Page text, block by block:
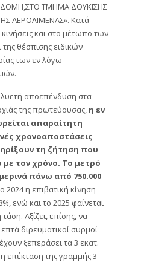
ΤΜΗΜΑ ΔΟΥΚΙΣΗΣ
ΑΕΡΟΛΙΜΕΝΑΣ». Κατά
κινήσεις και στο μέτωπο των
θέσπισης ειδικών
των εν λόγω
αποεπένδυση στα
της πρωτεύουσας, η εν
απαραίτητη
χρονοαποστάσεις
τη ζήτηση που
με τον χρόνο. Το μετρό
πάνω από 750.000
2024 η επιβατική κίνηση
ενώ και το 2025 φαίνεται
Αξίζει, επίσης, να
διρευματικοί συρμοί
ξεπεράσει τα 3 εκατ.
επέκταση της γραμμής 3